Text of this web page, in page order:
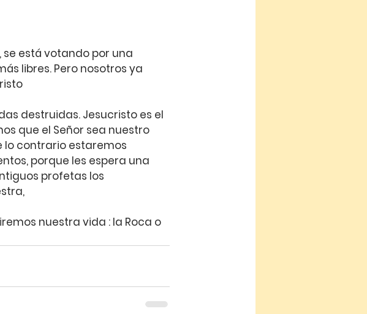
se está votando por una
libres. Pero nosotros ya
destruidas. Jesucristo es el
que el Señor sea nuestro
lo contrario estaremos
porque les espera una
profetas los
nuestra vida : la Roca o